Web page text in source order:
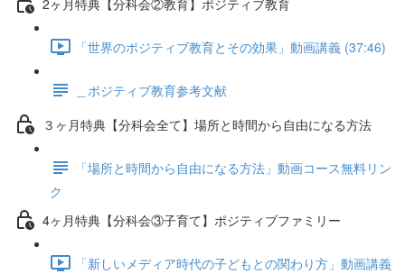
「世界のポジティブ教育とその効果」動画講義 (37:46)
＿ポジティブ教育参考文献
３ヶ月特典【分科会全て】場所と時間から自由になる方法
「場所と時間から自由になる方法」動画コース無料リン
ク
4ヶ月特典【分科会③子育て】ポジティブファミリー
「新しいメディア時代の子どもとの関わり方」動画講義